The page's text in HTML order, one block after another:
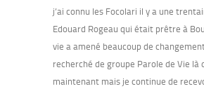
j’ai connu les Focolari il y a une
Edouard Rogeau qui était prêtre à
vie a amené beaucoup de
recherché de groupe Parole de Vie là
maintenant mais je continue de